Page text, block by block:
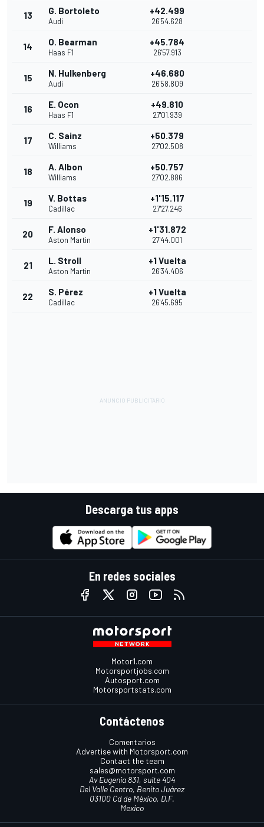
13 G. Bortoleto
Audi
+42.499
26'54.628
14 O. Bearman
Haas F1
+45.784
26'57.913
15 N. Hulkenberg
Audi
+46.680
26'58.809
16 E. Ocon
Haas F1
+49.810
27'01.939
17 C. Sainz
Williams
+50.379
27'02.508
18 A. Albon
Williams
+50.757
27'02.886
19 V. Bottas
Cadillac
+1'15.117
27'27.246
20 F. Alonso
Aston Martin
+1'31.872
27'44.001
21 L. Stroll
Aston Martin
+1 Vuelta
26'34.406
22 S. Pérez
Cadillac
+1 Vuelta
26'45.695
Descarga tus apps
En redes sociales
Motor1.com
Motorsportjobs.com
Autosport.com
Motorsportstats.com
Contáctenos
Comentarios
Advertise with Motorsport.com
Contact the team
sales@motorsport.com
Av Eugenia 831, suite 404
Del Valle Centro, Benito Juárez
03100 Cd de México, D.F.
Mexico